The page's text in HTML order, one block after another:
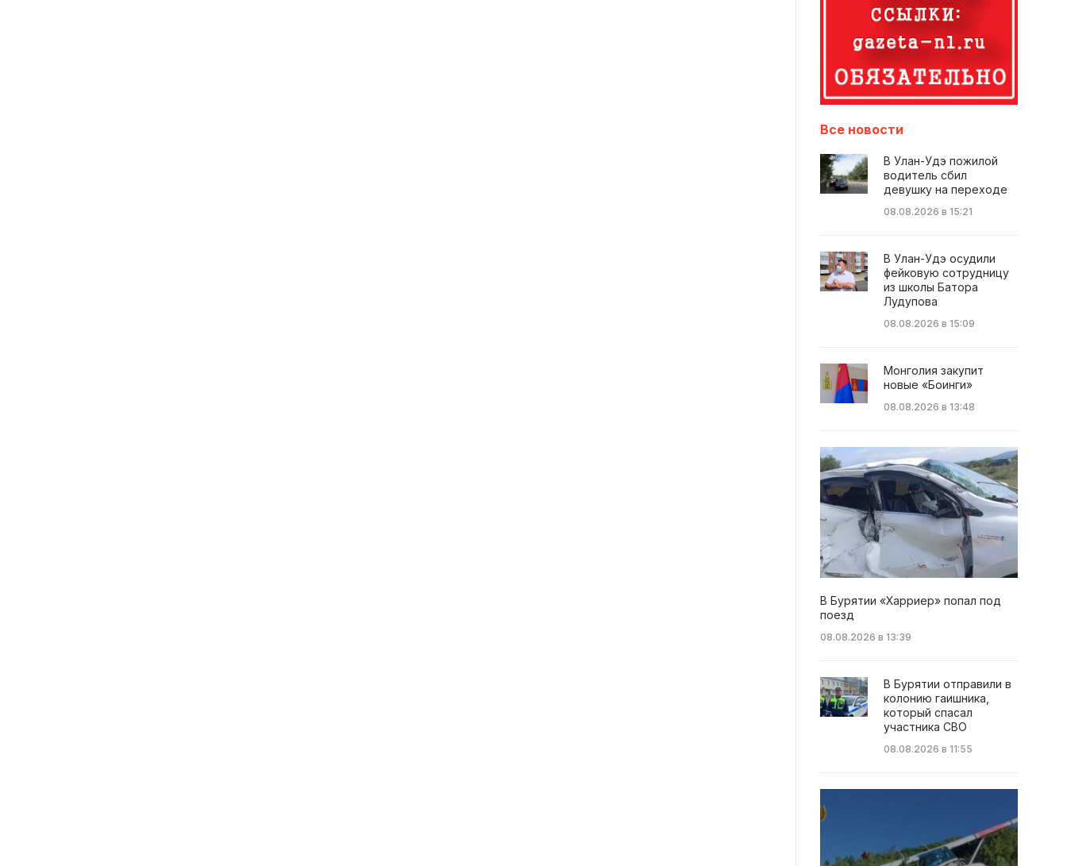
Все новости
В Улан-Удэ пожилой
водитель сбил
девушку на переходе
08.08.2026 в 15:21
В Улан-Удэ осудили
фейковую сотрудницу
из школы Батора
Лудупова
08.08.2026 в 15:09
Монголия закупит
новые «Боинги»
08.08.2026 в 13:48
В Бурятии «Харриер» попал под
поезд
08.08.2026 в 13:39
В Бурятии отправили в
колонию гаишника,
который спасал
участника СВО
08.08.2026 в 11:55